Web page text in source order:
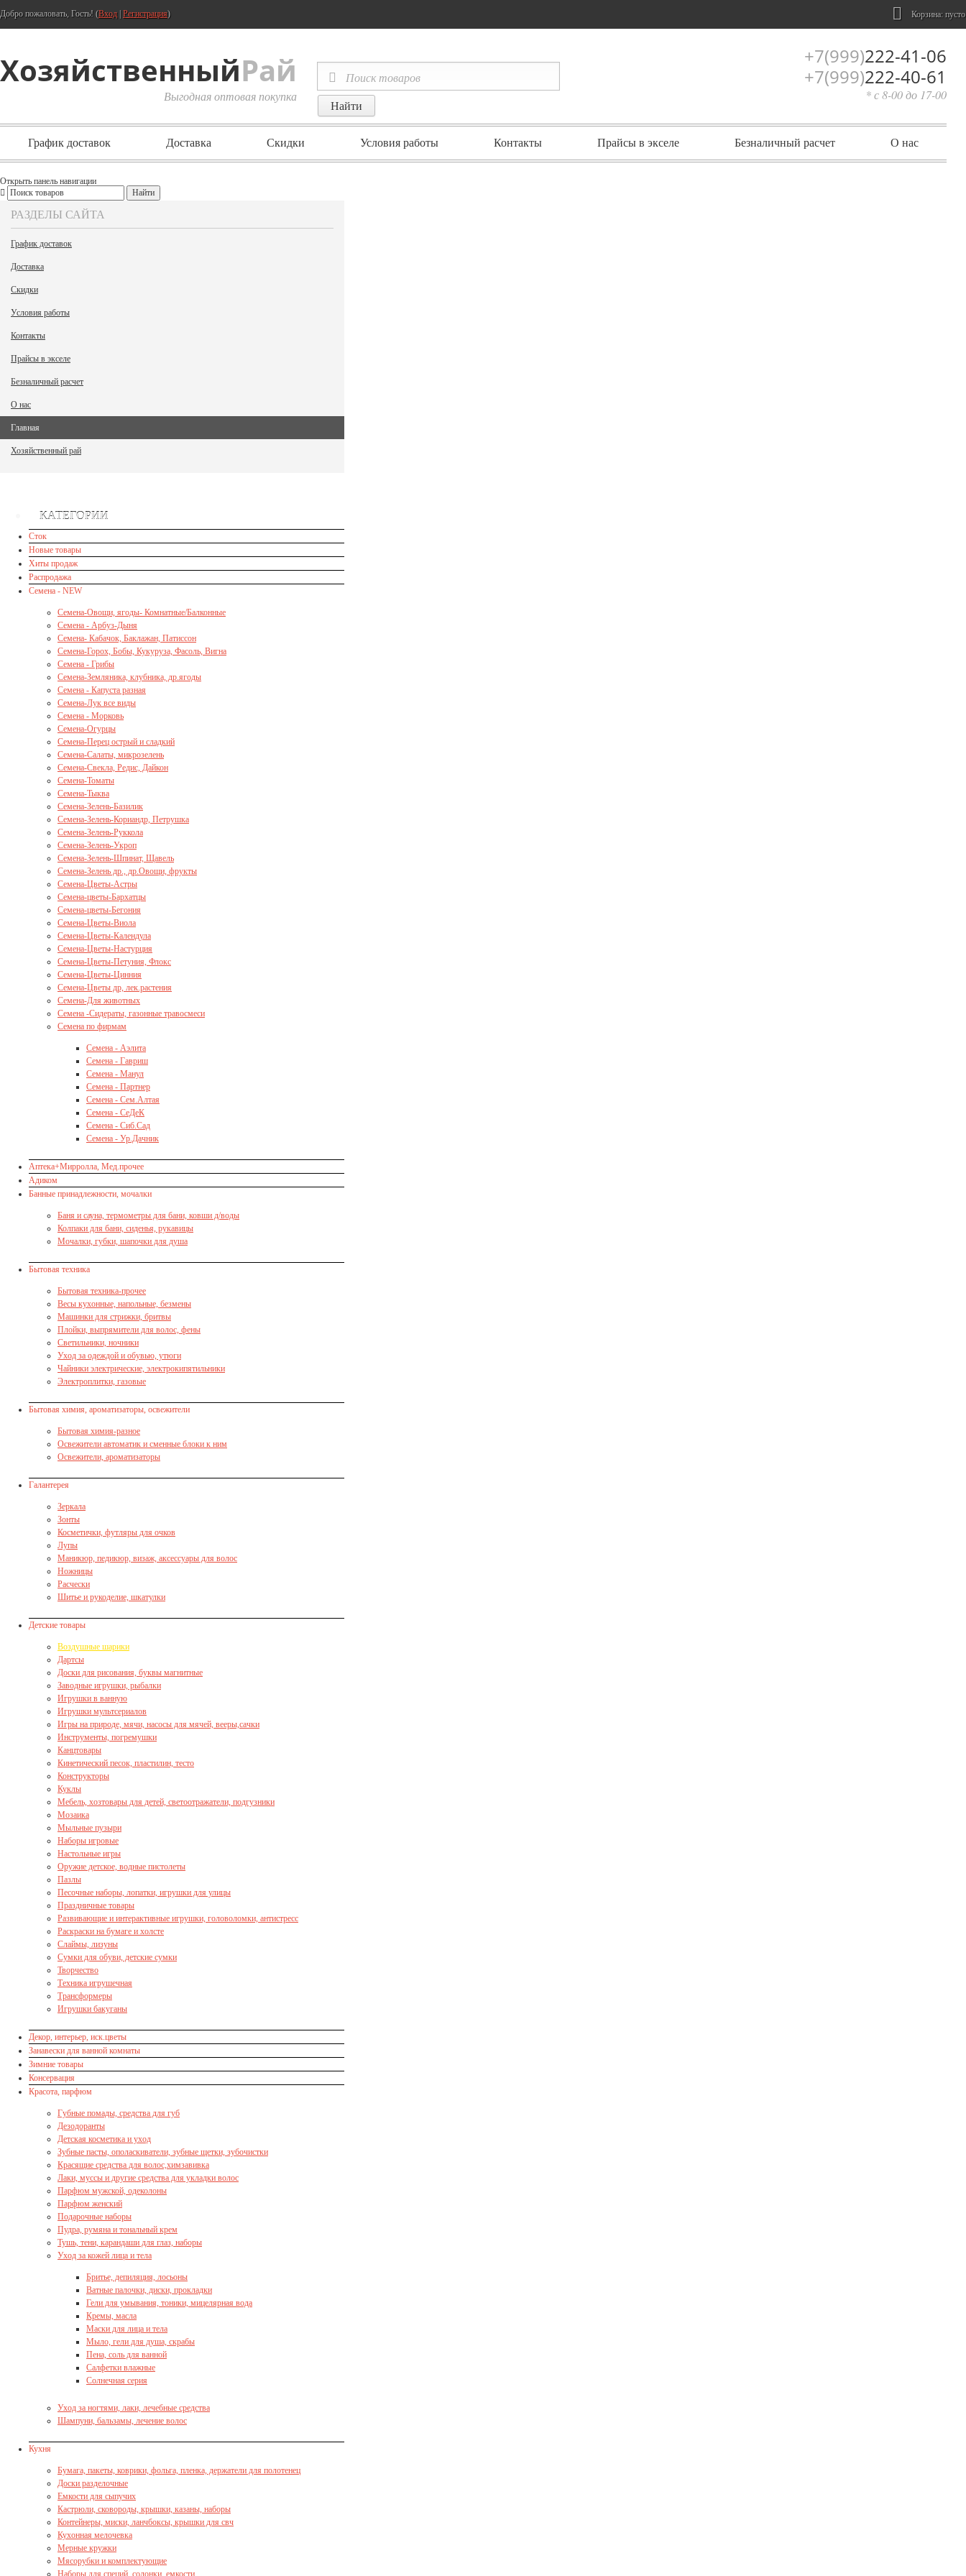
Добро пожаловать, Гость! (Вход Регистрация) Корзина: пусто
ХозяйственныйРай
Выгодная оптовая покупка
+7(999)222-41-06
+7(999)222-40-61
* с 8-00 до 17-00
График доставок Доставка Скидки Условия работы Контакты Прайсы в экселе Безналичный расчет О нас
Открыть панель навигации
РАЗДЕЛЫ САЙТА
График доставок
Доставка
Скидки
Условия работы
Контакты
Прайсы в экселе
Безналичный расчет
О нас
Главная
Хозяйственный рай
КАТЕГОРИИ
Сток
Новые товары
Хиты продаж
Распродажа
Семена - NEW
Семена-Овощи, ягоды- Комнатные/Балконные
Семена - Арбуз-Дыня
Семена- Кабачок, Баклажан, Патиссон
Семена-Горох, Бобы, Кукуруза, Фасоль, Вигна
Семена - Грибы
Семена-Земляника, клубника, др.ягоды
Семена - Капуста разная
Семена-Лук все виды
Семена - Морковь
Семена-Огурцы
Семена-Перец острый и сладкий
Семена-Салаты, микрозелень
Семена-Свекла, Редис, Дайкон
Семена-Томаты
Семена-Тыква
Семена-Зелень-Базилик
Семена-Зелень-Кориандр, Петрушка
Семена-Зелень-Руккола
Семена-Зелень-Укроп
Семена-Зелень-Шпинат, Щавель
Семена-Зелень др., др.Овощи, фрукты
Семена-Цветы-Астры
Семена-цветы-Бархатцы
Семена-цветы-Бегония
Семена-Цветы-Виола
Семена-Цветы-Календула
Семена-Цветы-Настурция
Семена-Цветы-Петуния, Флокс
Семена-Цветы-Цинния
Семена-Цветы др, лек.растения
Семена-Для животных
Семена -Сидераты, газонные травосмеси
Семена по фирмам
Семена - Аэлита
Семена - Гавриш
Семена - Манул
Семена - Партнер
Семена - Сем.Алтая
Семена - СеДеК
Семена - Сиб.Сад
Семена - Ур.Дачник
Аптека+Мирролла, Мед.прочее
Адиком
Банные принадлежности, мочалки
Баня и сауна, термометры для бани, ковши д/воды
Колпаки для бани, сиденья, рукавицы
Мочалки, губки, шапочки для душа
Бытовая техника
Бытовая техника-прочее
Весы кухонные, напольные, безмены
Машинки для стрижки, бритвы
Плойки, выпрямители для волос, фены
Светильники, ночники
Уход за одеждой и обувью, утюги
Чайники электрические, электрокипятильники
Электроплитки, газовые
Бытовая химия, ароматизаторы, освежители
Бытовая химия-разное
Освежители автоматик и сменные блоки к ним
Освежители, ароматизаторы
Галантерея
Зеркала
Зонты
Косметички, футляры для очков
Лупы
Маникюр, педикюр, визаж, аксессуары для волос
Ножницы
Расчески
Шитье и рукоделие, шкатулки
Детские товары
Воздушные шарики
Дартсы
Доски для рисования, буквы магнитные
Заводные игрушки, рыбалки
Игрушки в ванную
Игрушки мультсериалов
Игры на природе, мячи, насосы для мячей, вееры,сачки
Инструменты, погремушки
Канцтовары
Кинетический песок, пластилин, тесто
Конструкторы
Куклы
Мебель, хозтовары для детей, светоотражатели, подгузники
Мозаика
Мыльные пузыри
Наборы игровые
Настольные игры
Оружие детское, водные пистолеты
Пазлы
Песочные наборы, лопатки, игрушки для улицы
Праздничные товары
Развивающие и интерактивные игрушки, головоломки, антистресс
Раскраски на бумаге и холсте
Слаймы, лизуны
Сумки для обуви, детские сумки
Творчество
Техника игрушечная
Трансформеры
Игрушки бакуганы
Декор, интерьер, иск.цветы
Занавески для ванной комнаты
Зимние товары
Консервация
Красота, парфюм
Губные помады, средства для губ
Дезодоранты
Детская косметика и уход
Зубные пасты, ополаскиватели, зубные щетки, зубочистки
Красящие средства для волос,химзавивка
Лаки, муссы и другие средства для укладки волос
Парфюм мужской, одеколоны
Парфюм женский
Подарочные наборы
Пудра, румяна и тональный крем
Тушь, тени, карандаши для глаз, наборы
Уход за кожей лица и тела
Бритье, депиляция, лосьоны
Ватные палочки, диски, прокладки
Гели для умывания, тоники, мицелярная вода
Кремы, масла
Маски для лица и тела
Мыло, гели для душа, скрабы
Пена, соль для ванной
Салфетки влажные
Солнечная серия
Уход за ногтями, лаки, лечебные средства
Шампуни, бальзамы, лечение волос
Кухня
Бумага, пакеты, коврики, фольга, пленка, держатели для полотенец
Доски разделочные
Емкости для сыпучих
Кастрюли, сковороды, крышки, казаны, наборы
Контейнеры, миски, ланчбоксы, крышки для свч
Кухонная мелочевка
Мерные кружки
Мясорубки и комплектующие
Наборы для специй, солонки, емкости